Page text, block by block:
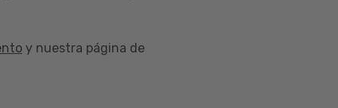
y nuestra página de